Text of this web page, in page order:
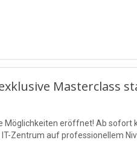
Masterclass
Möglichkeiten eröffnet! Ab sofort
Zentrum auf professionellem